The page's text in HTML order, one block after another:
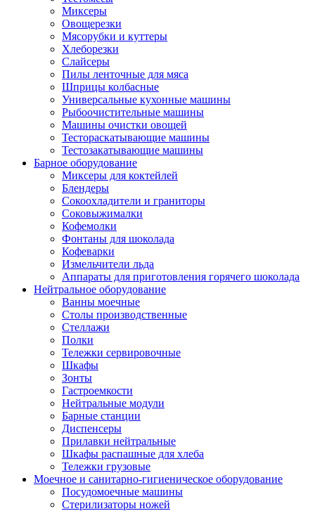
Миксеры
Овощерезки
Мясорубки и куттеры
Хлеборезки
Слайсеры
Пилы ленточные для мяса
Шприцы колбасные
Универсальные кухонные машины
Рыбоочистительные машины
Машины очистки овощей
Тестораскатывающие машины
Тестозакатывающие машины
Барное оборудование
Миксеры для коктейлей
Блендеры
Сокоохладители и граниторы
Соковыжималки
Кофемолки
Фонтаны для шоколада
Кофеварки
Измельчители льда
Аппараты для приготовления горячего шоколада
Нейтральное оборудование
Ванны моечные
Столы производственные
Стеллажи
Полки
Тележки сервировочные
Шкафы
Зонты
Гастроемкости
Нейтральные модули
Барные станции
Диспенсеры
Прилавки нейтральные
Шкафы распашные для хлеба
Тележки грузовые
Моечное и санитарно-гигиеническое оборудование
Посудомоечные машины
Стерилизаторы ножей